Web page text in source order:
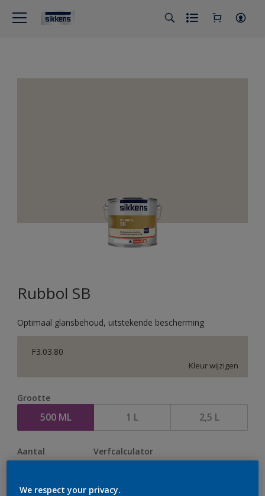
Rubbol SB
Optimaal glansbehoud, uitstekende bescherming
F3.03.80
Kleur wijzigen
Grootte
500 ML 1 L 2,5 L
Aantal Verfcalculator
We respect your privacy.